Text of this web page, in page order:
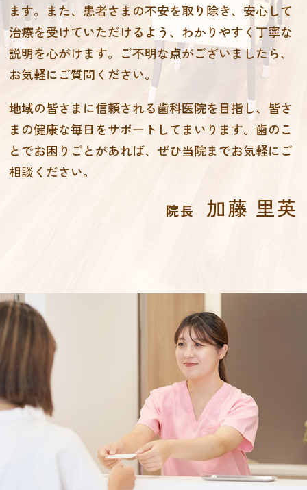
ます。また、患者さまの不安を取り除き、安心して
治療を受けていただけるよう、わかりやすく丁寧な
説明を心がけます。ご不明な点がございましたら、
お気軽にご質問ください。
地域の皆さまに信頼される歯科医院を目指し、皆さ
まの健康な毎日をサポートしてまいります。歯のこ
とでお困りごとがあれば、ぜひ当院までお気軽にご
相談ください。
院長 加藤 里英